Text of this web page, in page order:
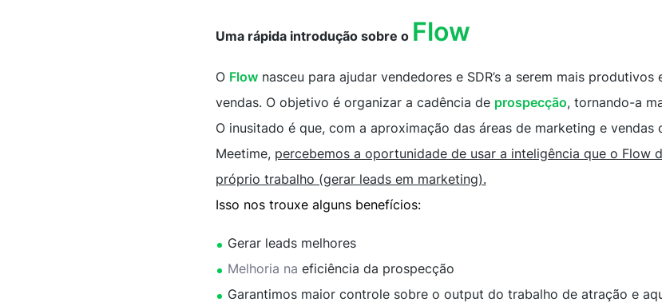
Uma rápida introdução sobre o Flow
O Flownasceu para ajudar vendedores e SDR’s a serem mais produtivos
vendas. O objetivo é organizar a cadência de prospecção, tornando-a
O inusitado é que, com a aproximação das áreas de marketing e vendas
Meetime, percebemos a oportunidade de usar a inteligência que o Flow
próprio trabalho (gerar leads em marketing).
Isso nos trouxe alguns benefícios:
Gerar leads melhores
Melhoria na eficiência da prospecção
Garantimos maior controle sobre o output do trabalho de atração e